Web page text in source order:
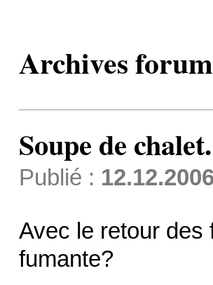
Archives
Soupe de chalet.
Publié :
Avec le retour des
fumante?